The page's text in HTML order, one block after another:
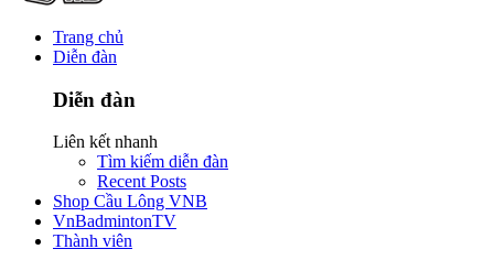
Trang chủ
Diễn đàn
Diễn đàn
Liên kết nhanh
Tìm kiếm diễn đàn
Recent Posts
Shop Cầu Lông VNB
VnBadmintonTV
Thành viên